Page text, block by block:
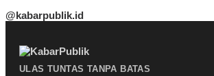
@kabarpublik.id
ULAS TUNTAS TANPA BATAS